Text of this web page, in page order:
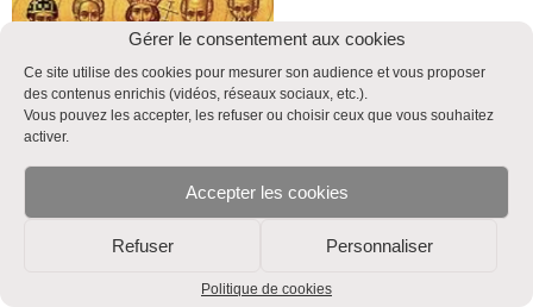
Gérer le consentement aux cookies
Ce site utilise des cookies pour mesurer son audience et vous proposer
des contenus enrichis (vidéos, réseaux sociaux, etc.).
Vous pouvez les accepter, les refuser ou choisir ceux que vous souhaitez
activer.
Accepter les cookies
Refuser Personnaliser
Politique de cookies
Jubilé 2025 : 1700e anniversaire du concile
œcuménique de Nicée
Le 20 mai 2025 aura lieu le 1700e anniversaire de l’ouverture du
premier concile œcuménique, celui de Nicée en 325. Réuni pour
préserver l’unité de la foi - certains niaient alors la divinité de Jésus-
principalement pour son
, complété ensuite par le Concile de